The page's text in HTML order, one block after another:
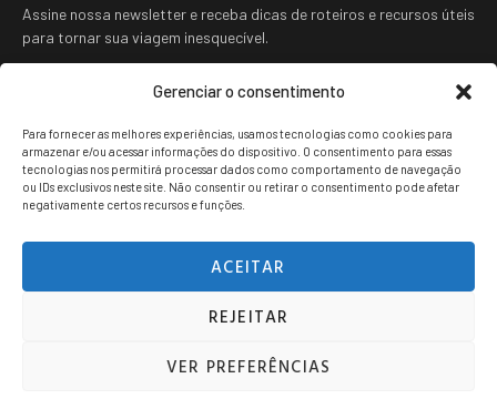
Gerenciar o consentimento
Para fornecer as melhores experiências, usamos tecnologias como cookies para
armazenar e/ou acessar informações do dispositivo. O consentimento para essas
tecnologias nos permitirá processar dados como comportamento de navegação
ou IDs exclusivos neste site. Não consentir ou retirar o consentimento pode afetar
negativamente certos recursos e funções.
ACEITAR
REJEITAR
VER PREFERÊNCIAS
Assine nossa newsletter e receba dicas de roteiros e recursos úteis
para tornar sua viagem inesquecível.
ENVIAR
Viagem jovem copyright © 2024. Todos os direitos reservados.
POLITICA DE PRIVACIDADE TERMOS DE USO